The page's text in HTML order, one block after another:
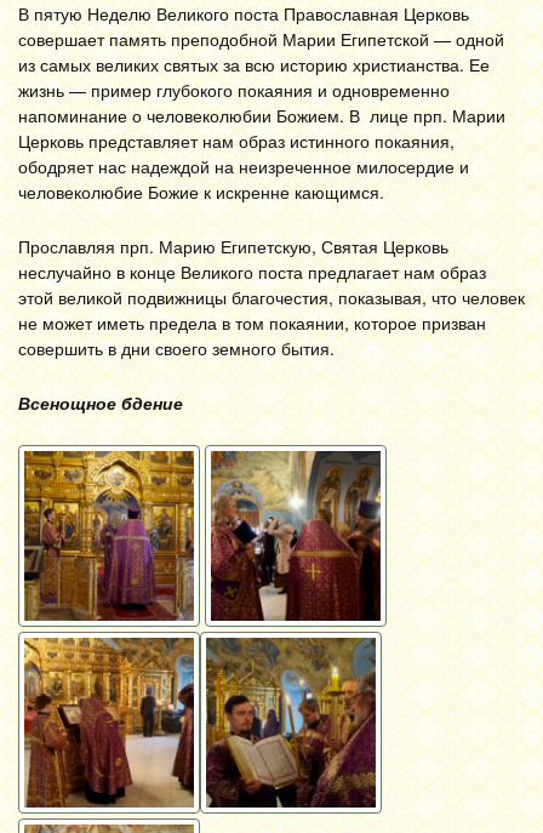
В пятую Неделю­ Ве­ли­ко­го по­ста Православная Церковь
совершает память преподобной Марии Египетской — одной
из самых великих святых за всю историю христианства. Ее
жизнь — пример глубокого покаяния и одновременно
напоминание о человеколюбии Божием. В лице прп. Марии
Церковь представляет нам образ истинного покаяния,
ободряет нас надеждой на неизреченное милосердие и
человеколюбие Божие к искренне кающимся.
Прославляя прп. Марию Египетскую, Святая Церковь
неслучайно в конце Великого поста предлагает нам образ
этой великой подвижницы благочестия, показывая, что человек
не может иметь предела в том покаянии, которое призван
совершить в дни своего земного бытия.
Всенощное бдение